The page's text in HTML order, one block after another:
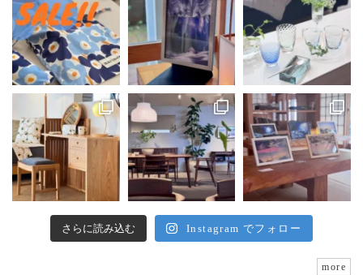
さらに読み込む Instagram でフォロー
more